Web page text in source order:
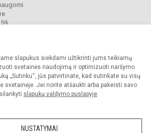
slapukus siekdami užtikrinti jums teikiamų
svetainės naudojimą ir optimizuoti naršymo
„Sutinku“, jūs patvirtinate, kad sutinkate su visų
svetainėje. Jei norite atšaukti arba pakeisti savo
slapukų valdymo puslapyje.
NUSTATYMAI
pradinė mokykla. Visos teisės saugomos.
įstaigos administracijos sutikimo griežtai draudžiama.
paraiška Slapukų valdymas
atnaujinti